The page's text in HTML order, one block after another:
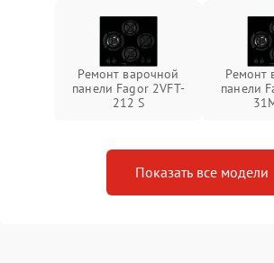
Ремонт варочной
панели Fagor 2VFT-
212 S
Ремонт
панели
Показать все модели